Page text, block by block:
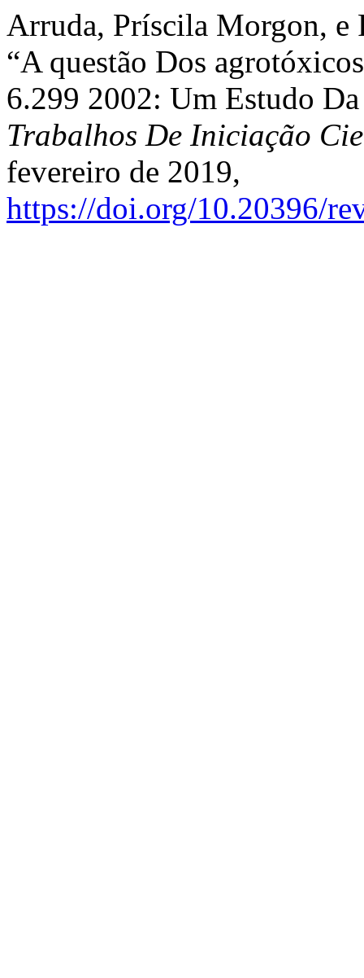
Arruda, Príscila Morgon, e
“A questão Dos
6.299 2002: Um Estudo
Trabalhos De Iniciação
fevereiro de 2019,
https://doi.org/10.20396/